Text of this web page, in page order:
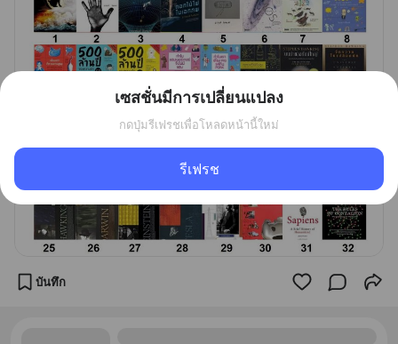
บันทึก
เซสชั่นมีการเปลี่ยนแปลง
กดปุ่มรีเฟรชเพื่อโหลดหน้านี้ใหม่
รีเฟรช